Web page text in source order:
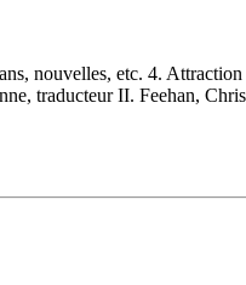
nouvelles, etc. 4.
traducteur II. Feehan,